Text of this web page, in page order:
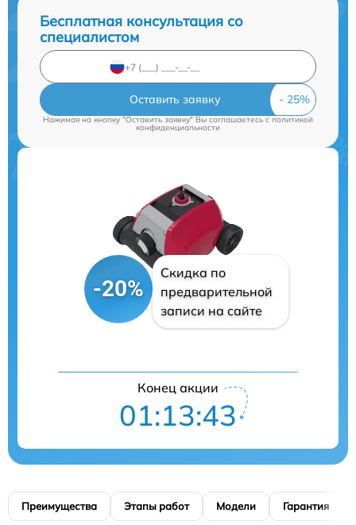
Бесплатная консультация со
специалистом
Оставить заявку
Нажимая на кнопку "Оставить заявку" Вы соглашаетесь c политикой
конфиденциальности
-20%
Скидка по
предварительной
записи на сайте
Конец акции
01:13:42
Преимущества Этапы работ Модели Гарантия